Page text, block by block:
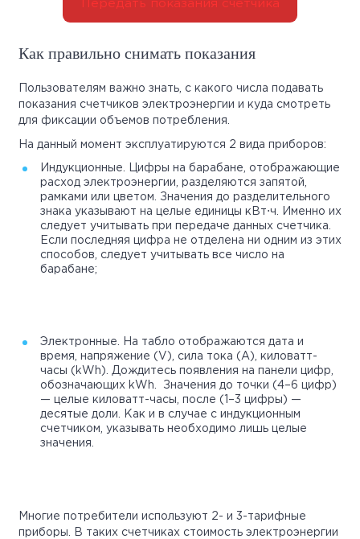
Передать показания счетчика
Как правильно снимать показания
Пользователям важно знать, с какого числа подавать
показания счетчиков электроэнергии и куда смотреть
для фиксации объемов потребления.
На данный момент эксплуатируются 2 вида приборов:
Индукционные. Цифры на барабане, отображающие
расход электроэнергии, разделяются запятой,
рамками или цветом. Значения до разделительного
знака указывают на целые единицы кВт⋅ч. Именно их
следует учитывать при передаче данных счетчика.
Если последняя цифра не отделена ни одним из этих
способов, следует учитывать все число на
барабане;
Электронные. На табло отображаются дата и
время, напряжение (V), сила тока (А), киловатт-
часы (kWh). Дождитесь появления на панели цифр,
обозначающих kWh. Значения до точки (4–6 цифр)
— целые киловатт-часы, после (1–3 цифры) —
десятые доли. Как и в случае с индукционным
счетчиком, указывать необходимо лишь целые
значения.
Многие потребители используют 2- и 3-тарифные
приборы. В таких счетчиках стоимость электроэнергии